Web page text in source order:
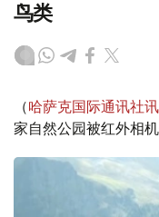
鸟类
（哈萨克国际通讯社讯
家自然公园被红外相机